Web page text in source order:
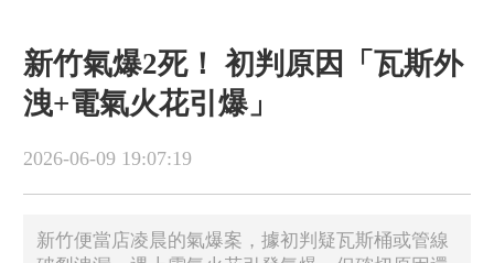
新竹氣爆2死！ 初判原因「瓦斯外
洩+電氣火花引爆」
2026-06-09 19:07:19
新竹便當店凌晨的氣爆案，據初判疑瓦斯桶或管線